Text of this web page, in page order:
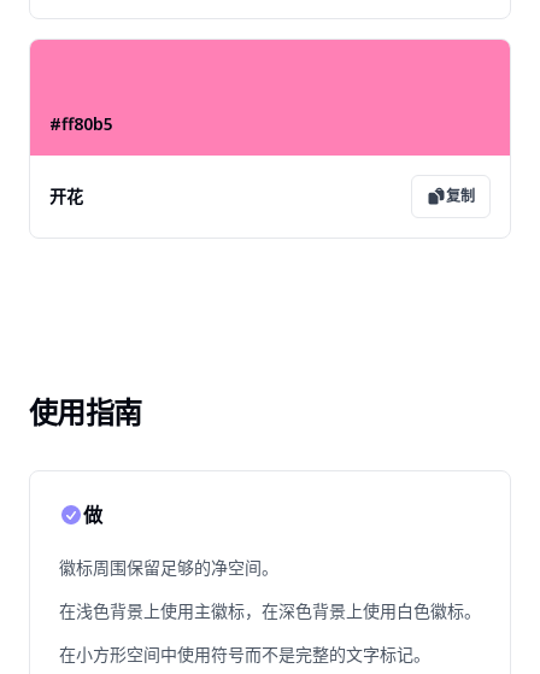
#ff80b5
开花 复制
使用指南
做
徽标周围保留足够的净空间。
在浅色背景上使用主徽标，在深色背景上使用白色徽标。
在小方形空间中使用符号而不是完整的文字标记。